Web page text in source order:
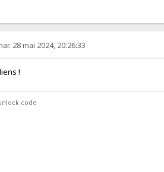
28 mai 2024, 20:26:33
!
code